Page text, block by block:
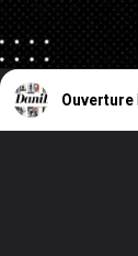
Ouverture